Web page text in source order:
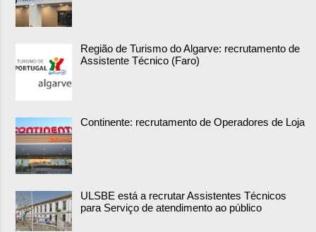
Região de Turismo do Algarve: recrutamento de
Assistente Técnico (Faro)
Continente: recrutamento de Operadores de Loja
ULSBE está a recrutar Assistentes Técnicos
para Serviço de atendimento ao público